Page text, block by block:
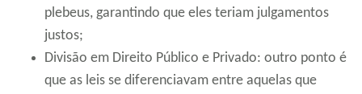
plebeus, garantindo que eles teriam julgamentos
justos;
Divisão em Direito Público e Privado: outro ponto é
que as leis se diferenciavam entre aquelas que